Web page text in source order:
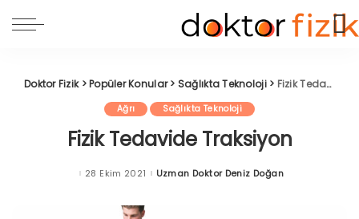
Doktor Fizik>Popüler Konular> Sağlıkta Teknoloji> Fizik Tedavide Traksiyon
Ağrı Sağlıkta Teknoloji
Fizik Tedavide Traksiyon
28 Ekim 2021 Posted
Uzman Doktor Deniz Doğan